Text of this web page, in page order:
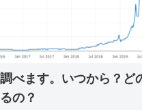
べます。いつから？ど
の？